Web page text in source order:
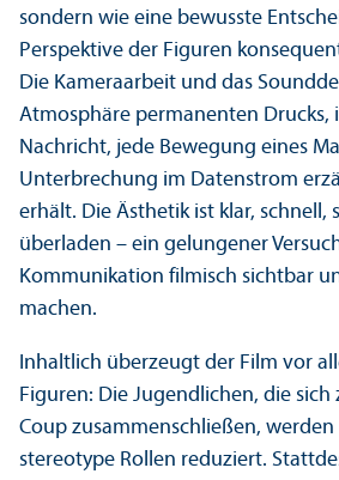
sondern wie eine bewusste
Perspektive der Figuren
Die Kameraarbeit und das
Atmosphäre permanenten Drucks,
Nachricht, jede Bewegung eines
Unter­brechung im Datenstrom
erhält. Die Ästhetik ist klar, schnell,
überladen – ein gelungener
Kommunikation filmisch sichtbar
machen.
Inhaltlich überzeugt der Film vor
Figuren: Die Jugendlichen, die
Coup zusammenschließen,
stereotype Rollen reduziert.